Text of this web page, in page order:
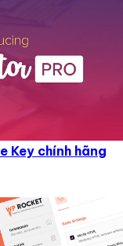
Key chính hãng